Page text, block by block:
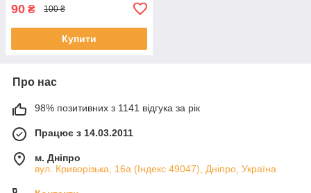
90 ₴ 100 ₴
Купити
Про нас
98% позитивних з 1141 відгука за рік
Працює з 14.03.2011
м. Дніпро
вул. Криворізька, 16а (Індекс 49047), Дніпро, Україна